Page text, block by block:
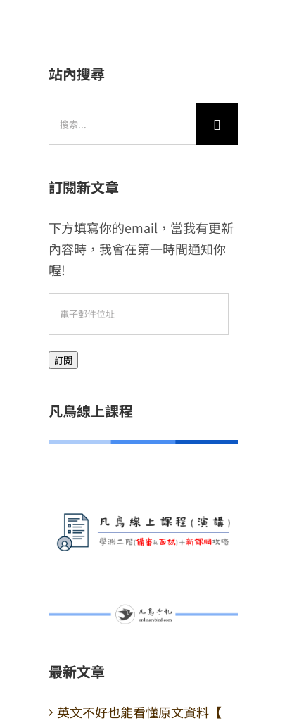
站內搜尋
訂閱新文章
下方填寫你的email，當我有更新
內容時，我會在第一時間通知你
喔!
件
址
訂閱
凡鳥線上課程
最新文章
英文不好也能看懂原文資料【